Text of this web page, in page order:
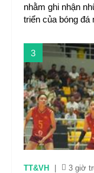
nhằm ghi nhận
triển của bóng đá
3
TT&VH 3 giờ